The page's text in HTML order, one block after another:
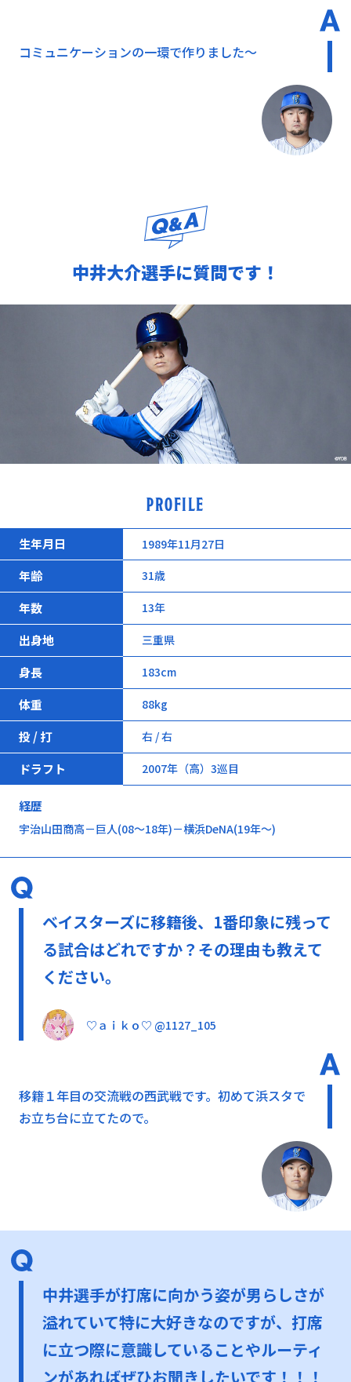
コミュニケーションの一環で作りました〜
中井大介選手に質問です！
PROFILE
生年月日 1989年11月27日
年齢 31歳
年数 13年
出身地 三重県
身長 183cm
体重 88kg
投 / 打 右 / 右
ドラフト 2007年（高）3巡目
経歴
宇治山田商高－巨人(08～18年)－横浜DeNA(19年～)
ベイスターズに移籍後、1番印象に残って
る試合はどれですか？その理由も教えて
ください。
♡ａｉｋｏ♡ @1127_105
移籍１年目の交流戦の西武戦です。初めて浜スタで
お立ち台に立てたので。
中井選手が打席に向かう姿が男らしさが
溢れていて特に大好きなのですが、打席
に立つ際に意識していることやルーティ
ンがあればぜひお聞きしたいです！！！